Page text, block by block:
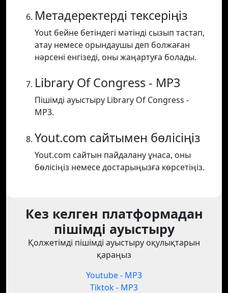
Метадеректерді тексеріңіз
Yout бейне бетіндегі мәтінді сызып тастап,
атау немесе орындаушы деп болжаған
нәрсені енгізеді, оны жаңартуға болады.
Library Of Congress - MP3
Пішімді ауыстыру Library Of Congress -
MP3.
Yout.com сайтымен бөлісіңіз
Yout.com сайтын пайдалану ұнаса, оны
бөлісіңіз немесе достарыңызға көрсетіңіз.
Кез келген платформадан
пішімді ауыстыру
Қолжетімді пішімді ауыстыру оқулықтарын
қараңыз
Youtube - MP3
Tiktok - MP3